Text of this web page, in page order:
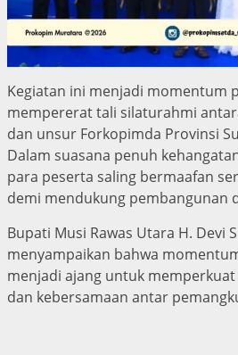
Kegiatan ini menjadi momentum
mempererat tali silaturahmi
dan unsur Forkopimda Provinsi
Dalam suasana penuh
para peserta saling bermaafan
demi mendukung pembangunan
Bupati Musi Rawas Utara H. Devi
menyampaikan bahwa
menjadi ajang untuk
dan kebersamaan antar